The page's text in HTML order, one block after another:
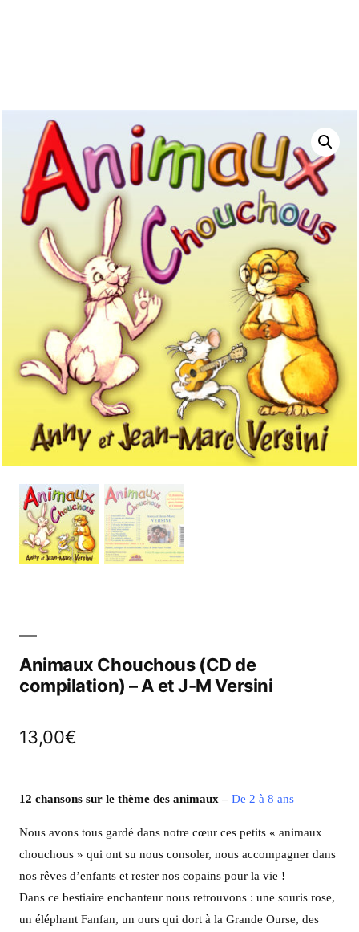
Animaux Chouchous (CD de
compilation) – A et J-M Versini
13,00€
12 chansons sur le thème des animaux – De 2 à 8 ans
Nous avons tous gardé dans notre cœur ces petits « animaux
chouchous » qui ont su nous consoler, nous accompagner dans
nos rêves d’enfants et rester nos copains pour la vie !
Dans ce bestiaire enchanteur nous retrouvons : une souris rose,
un éléphant Fanfan, un ours qui dort à la Grande Ourse, des